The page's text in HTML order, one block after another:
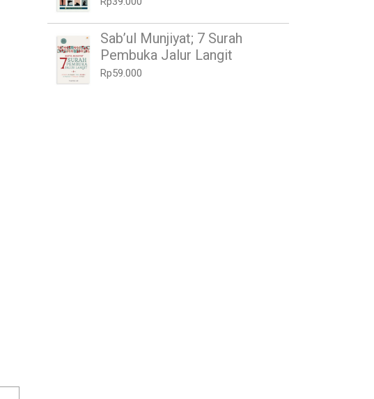
Sab’ul Munjiyat; 7 Surah
Pembuka Jalur Langit
Rp59.000